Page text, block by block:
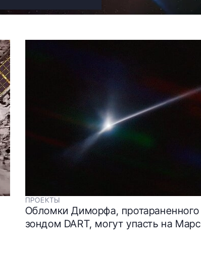
ПРОЕКТЫ
Обломки Диморфа, протараненного
зондом DART, могут упасть на Марс